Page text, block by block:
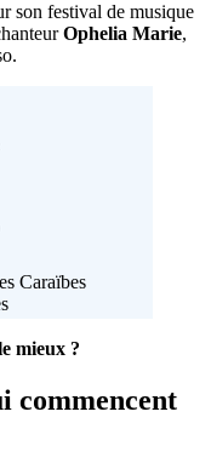
son festival de musique
Ophelia Marie,
Caraïbes
mieux ?
commencent